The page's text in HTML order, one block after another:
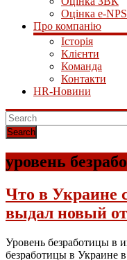
Оцінка e-NPS
Про компанію
Історія
Клієнти
Команда
Контакти
HR-Новини
уровень
Что в Украине
выдал новый
Уровень безработицы в
безработицы в Украине